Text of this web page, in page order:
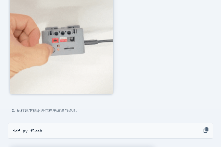
执行以下指令进行程序编译与烧录。
idf.py flash